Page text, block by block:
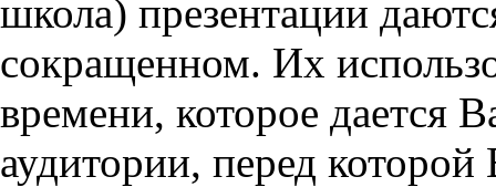
школа) презентации
сокращенном. Их
времени, которое дается
аудитории, перед